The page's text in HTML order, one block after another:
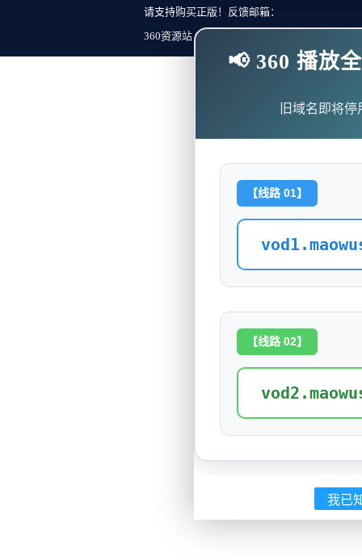
请支持购买正版！反馈邮箱：
360资源站 Copyright ©2018-2023 All Rights
📢 360 播放
旧域名即将
【线路 01】
【线路 02】
我已